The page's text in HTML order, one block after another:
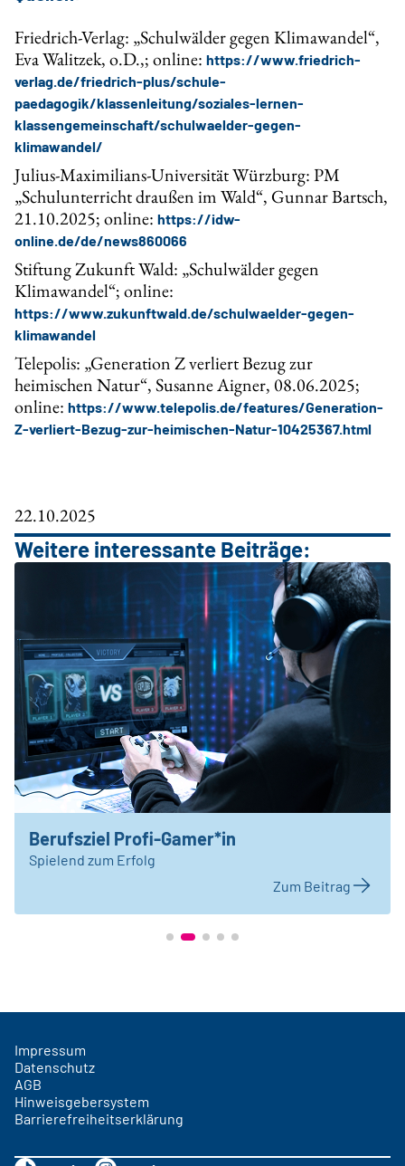
Friedrich-Verlag: „Schulwälder gegen Klimawandel“,
Eva Walitzek, o.D.,; online: https://www.friedrich-
verlag.de/friedrich-plus/schule-
paedagogik/klassenleitung/soziales-lernen-
klassengemeinschaft/schulwaelder-gegen-
klimawandel/
Julius-Maximilians-Universität Würzburg: PM
„Schulunterricht draußen im Wald“, Gunnar Bartsch,
21.10.2025; online: https://idw-
online.de/de/news860066
Stiftung Zukunft Wald: „Schulwälder gegen
Klimawandel“; online:
https://www.zukunftwald.de/schulwaelder-gegen-
klimawandel
Telepolis: „Generation Z verliert Bezug zur
heimischen Natur“, Susanne Aigner, 08.06.2025;
online: https://www.telepolis.de/features/Generation-
Z-verliert-Bezug-zur-heimischen-Natur-10425367.html
22.10.2025
Weitere interessante Beiträge:
Berufsziel Profi-Gamer*in
Spielend zum Erfolg
Zum Beitrag
Impressum
Datenschutz
AGB
Hinweisgebersystem
Barrierefreiheitserklärung